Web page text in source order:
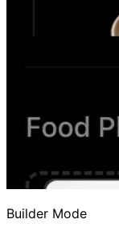
Builder Mode